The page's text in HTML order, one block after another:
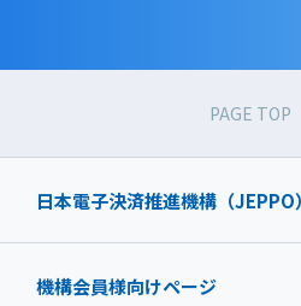
PAGE TOP
日本電子決済推進機構（JEPPO）
機構会員様向けページ